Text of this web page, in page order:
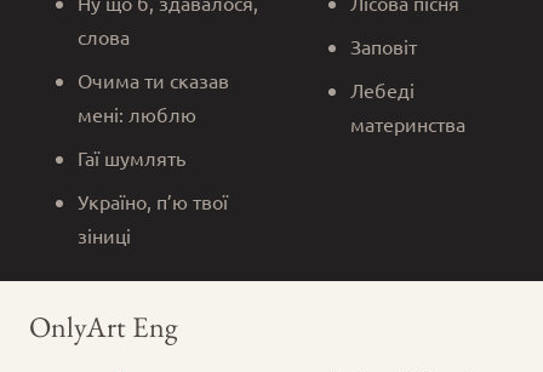
слова
Очима ти сказав
мені: люблю
Гаї шумлять
Україно, п’ю твої
зіниці
Заповіт
Лебеді
материнства
OnlyArt Eng